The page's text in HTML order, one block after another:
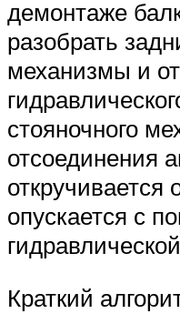
демонтаже
разобрать
механизмы и
стояночного
отсоединения
откручивается
опускается с
Краткий